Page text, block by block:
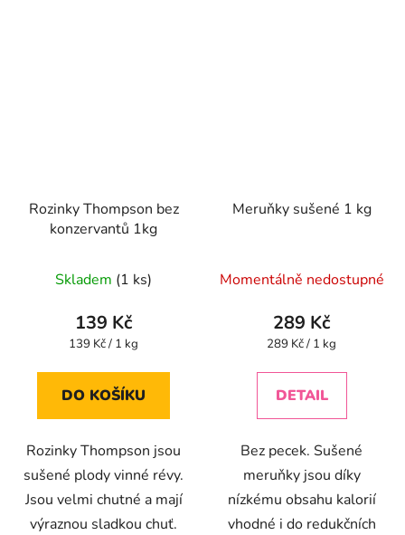
Rozinky Thompson bez
konzervantů 1kg
hodnocení
produktu
je
z
Skladem (1 ks)
139 Kč
Měrná
139 Kč / 1 kg
DO KOŠÍKU
Rozinky Thompson jsou
sušené plody vinné révy.
Jsou velmi chutné a mají
výraznou sladkou chuť.
Meruňky sušené 1 kg
hodnocení
produktu
je
z
Momentálně nedostupné
289 Kč
Měrná
289 Kč / 1 kg
DETAIL
Bez pecek. Sušené
meruňky jsou díky
nízkému obsahu kalorií
vhodné i do redukčních